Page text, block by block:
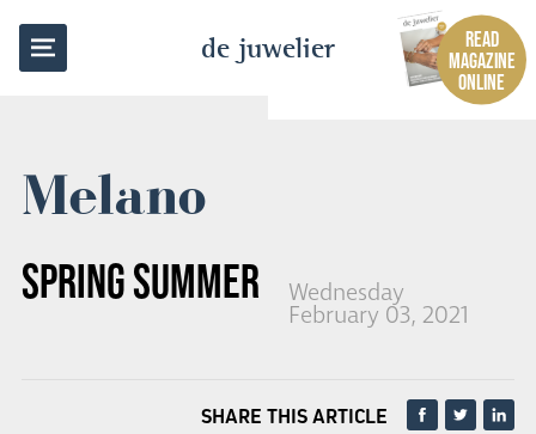
de juwelier
READ
MAGAZINE
ONLINE
Melano
SPRING SUMMER '21 EVENT
Wednesday
February 03, 2021
BACK TO OVERVIEW
SHARE THIS ARTICLE